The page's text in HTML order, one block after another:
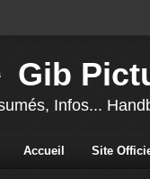
Gib
Infos...
Accueil Site